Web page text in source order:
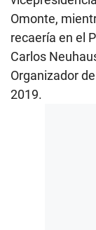
Omonte,
recaería en el
Carlos
Organizador
2019.